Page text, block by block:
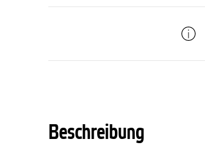
Beschreibung